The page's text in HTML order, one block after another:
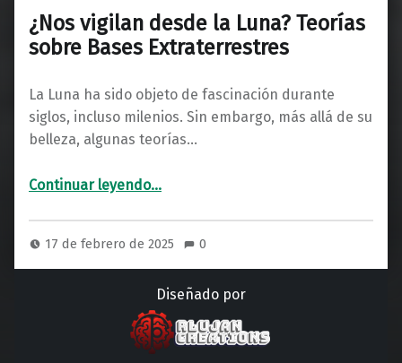
¿Nos vigilan desde la Luna? Teorías
sobre Bases Extraterrestres
La Luna ha sido objeto de fascinación durante
siglos, incluso milenios. Sin embargo, más allá de su
belleza, algunas teorías…
Continuar leyendo“¿Nos vigilan desde la Luna? Teorías sobre Bases Extraterrestres”
…
17 de febrero de 2025 0
Diseñado por